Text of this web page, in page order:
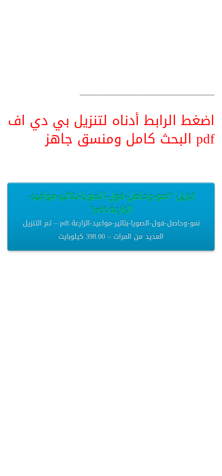
__________________________________
اضغط الرابط أدناه لتنزيل بي دي اف
pdf البحث كامل ومنسق جاهز
تنزيل “نمو-وحاصل-فول-الصويا-بتاثير-مواعيد-
الزارعة.pdf”
نمو-وحاصل-فول-الصويا-بتاثير-مواعيد-الزارعة.pdf – تم التنزيل
العديد من المرات – 398.00 كيلوبايت